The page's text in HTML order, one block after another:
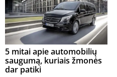
5 mitai apie automobilių
saugumą, kuriais žmonės
dar patiki